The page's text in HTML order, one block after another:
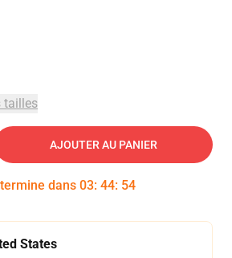
tailles
AJOUTER AU PANIER
dans 03: 44: 54
States